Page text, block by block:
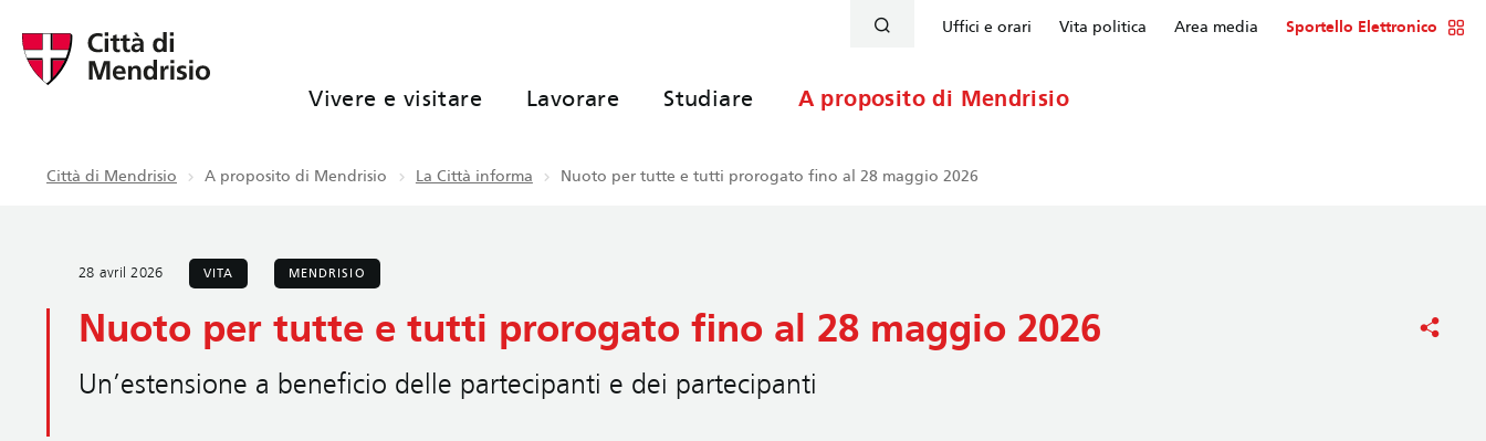
Uffici e orari Vita politica Area media Sportello Elettronico
Vivere e visitare Lavorare Studiare A proposito di Mendrisio
Città di Mendrisio A proposito di Mendrisio La Città informa Nuoto per tutte e tutti prorogato fino al 28 maggio 2026
28 avril 2026 VITA MENDRISIO
Nuoto per tutte e tutti prorogato fino al 28 maggio 2026
Un’estensione a beneficio delle partecipanti e dei partecipanti